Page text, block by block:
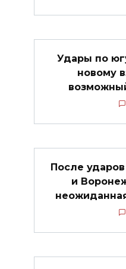
Удары по
новому
После
и